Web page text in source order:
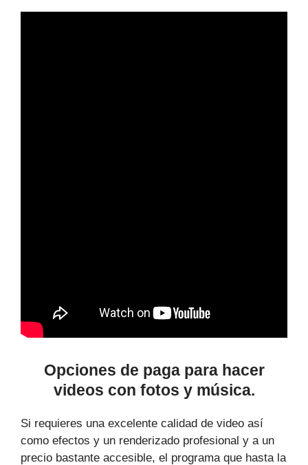
Opciones de paga para hacer
videos con fotos y música.
Si requieres una excelente calidad de video así
como efectos y un renderizado profesional y a un
precio bastante accesible, el programa que hasta la